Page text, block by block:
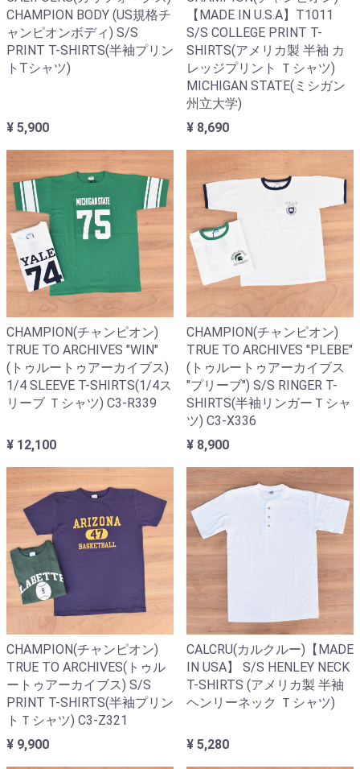
CHAMPION BODY (US規格チ
ャンピオンボディ) S/S
PRINT T-SHIRTS(半袖プリン
トTシャツ)
¥ 5,900
【MADE IN U.S.A】T1011
S/S COLLEGE PRINT T-
SHIRTS(アメリカ製 半袖 カ
レッジプリント Ｔシャツ)
MICHIGAN STATE(ミシガン
州立大学)
¥ 8,690
CHAMPION(チャンピオン)
TRUE TO ARCHIVES "WIN"
(トゥルートゥアーカイブス)
1/4 SLEEVE T-SHIRTS(1/4ス
リーブ Ｔシャツ) C3-R339
¥ 12,100
CHAMPION(チャンピオン)
TRUE TO ARCHIVES "PLEBE"
(トゥルートゥアーカイブス
"プリーブ") S/S RINGER T-
SHIRTS(半袖リンガーＴシャ
ツ) C3-X336
¥ 8,900
CHAMPION(チャンピオン)
TRUE TO ARCHIVES(トゥル
ートゥアーカイブス) S/S
PRINT T-SHIRTS(半袖プリン
トＴシャツ) C3-Z321
¥ 9,900
CALCRU(カルクルー)【MADE
IN USA】 S/S HENLEY NECK
T-SHIRTS (アメリカ製 半袖
ヘンリーネック Ｔシャツ)
¥ 5,280